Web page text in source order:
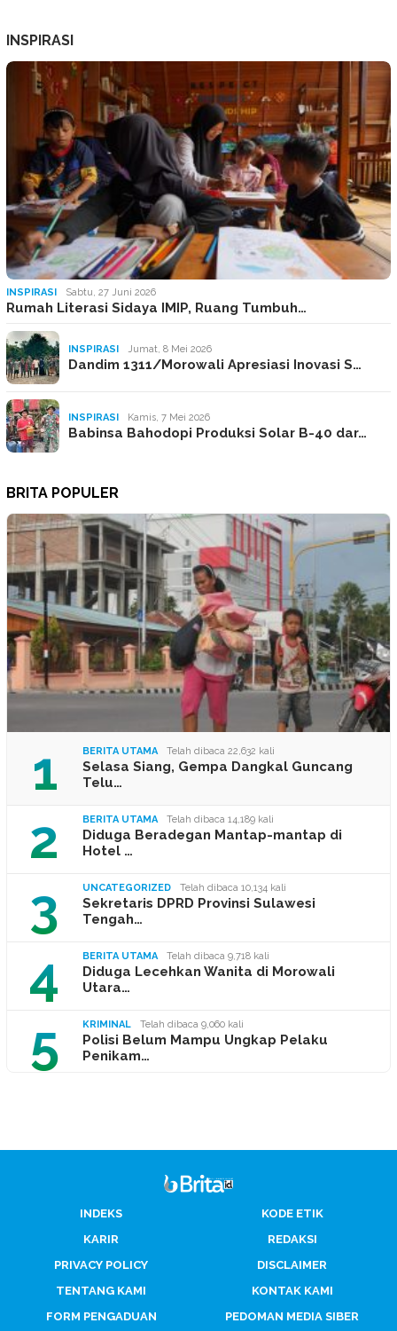
INSPIRASI
INSPIRASI Sabtu, 27 Juni 2026
Rumah Literasi Sidaya IMIP, Ruang Tumbuh…
INSPIRASI Jumat, 8 Mei 2026
Dandim 1311/Morowali Apresiasi Inovasi S…
INSPIRASI Kamis, 7 Mei 2026
Babinsa Bahodopi Produksi Solar B-40 dar…
BRITA POPULER
1 BERITA UTAMA Telah dibaca 22,632 kali
Selasa Siang, Gempa Dangkal Guncang
Telu…
2 BERITA UTAMA Telah dibaca 14,189 kali
Diduga Beradegan Mantap-mantap di
Hotel …
3 UNCATEGORIZED Telah dibaca 10,134 kali
Sekretaris DPRD Provinsi Sulawesi
Tengah…
4 BERITA UTAMA Telah dibaca 9,718 kali
Diduga Lecehkan Wanita di Morowali
Utara…
5 KRIMINAL Telah dibaca 9,060 kali
Polisi Belum Mampu Ungkap Pelaku
Penikam…
INDEKS
KODE ETIK
KARIR
REDAKSI
PRIVACY POLICY
DISCLAIMER
TENTANG KAMI
KONTAK KAMI
FORM PENGADUAN
PEDOMAN MEDIA SIBER